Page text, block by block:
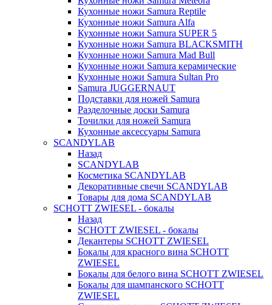
Кухонные ножи Samura Reptile
Кухонные ножи Samura Alfa
Кухонные ножи Samura SUPER 5
Кухонные ножи Samura BLACKSMITH
Кухонные ножи Samura Mad Bull
Кухонные ножи Samura керамические
Кухонные ножи Samura Sultan Pro
Samura JUGGERNAUT
Подставки для ножей Samura
Разделочные доски Samura
Точилки для ножей Samura
Кухонные аксессуары Samura
SCANDYLAB
Назад
SCANDYLAB
Косметика SCANDYLAB
Декоративные свечи SCANDYLAB
Товары для дома SCANDYLAB
SCHOTT ZWIESEL - бокалы
Назад
SCHOTT ZWIESEL - бокалы
Декантеры SCHOTT ZWIESEL
Бокалы для красного вина SCHOTT
ZWIESEL
Бокалы для белого вина SCHOTT ZWIESEL
Бокалы для шампанского SCHOTT
ZWIESEL